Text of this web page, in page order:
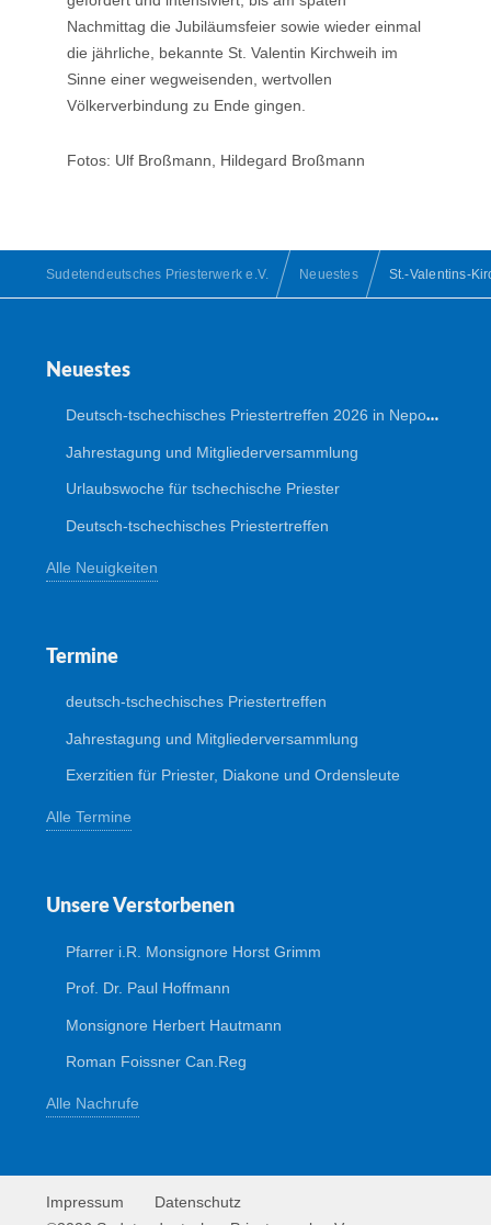
Nachmittag die Jubiläumsfeier sowie wieder einmal
die jährliche, bekannte St. Valentin Kirchweih im
Sinne einer wegweisenden, wertvollen
Völkerverbindung zu Ende gingen.
Fotos: Ulf Broßmann, Hildegard Broßmann
Sudetendeutsches Priesterwerk e.V. Neuestes St.-Valentins-
Neuestes
Deutsch-tschechisches Priestertreffen 2026 in Nepomuk
Jahrestagung und Mitgliederversammlung
Urlaubswoche für tschechische Priester
Deutsch-tschechisches Priestertreffen
Alle Neuigkeiten
Termine
deutsch-tschechisches Priestertreffen
Jahrestagung und Mitgliederversammlung
Exerzitien für Priester, Diakone und Ordensleute
Alle Termine
Unsere Verstorbenen
Pfarrer i.R. Monsignore Horst Grimm
Prof. Dr. Paul Hoffmann
Monsignore Herbert Hautmann
Roman Foissner Can.Reg
Alle Nachrufe
Impressum
Datenschutz